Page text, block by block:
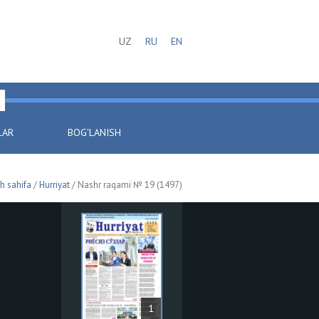
UZ RU EN
BOG'LANISH
sahifa /Hurriyat/ Nashr raqami № 19 (1497)
1